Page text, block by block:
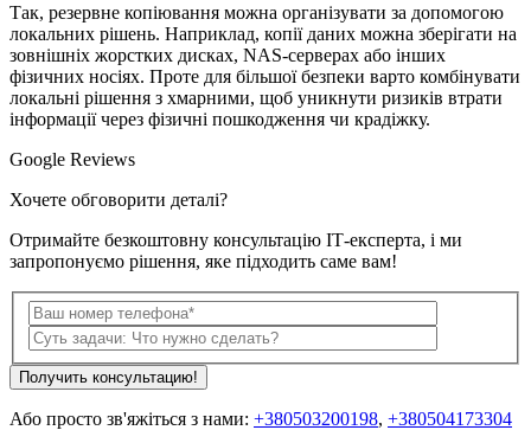
Так, резервне копіювання можна організувати за допомогою
локальних рішень. Наприклад, копії даних можна зберігати на
зовнішніх жорстких дисках, NAS-серверах або інших
фізичних носіях. Проте для більшої безпеки варто комбінувати
локальні рішення з хмарними, щоб уникнути ризиків втрати
інформації через фізичні пошкодження чи крадіжку.
Google Reviews
Хочете обговорити деталі?
Отримайте безкоштовну консультацію ІТ-експерта, і ми
запропонуємо рішення, яке підходить саме вам!
Получить консультацию!
Або просто зв'яжіться з нами: +380503200198, +380504173304